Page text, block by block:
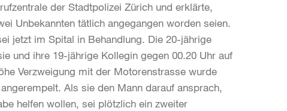
der Stadtpolizei Zürich und erklärte,
Unbekannten tätlich angegangen worden seien.
jetzt im Spital in Behandlung. Die 20-jährige
und ihre 19-jährige Kollegin gegen 00.20 Uhr auf
Verzweigung mit der Motorenstrasse wurde
Als sie den Mann darauf ansprach,
helfen wollen, sei plötzlich ein zweiter